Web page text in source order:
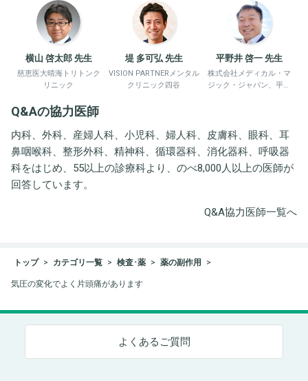
横山 啓太郎 先生
慈恵医大晴海トリトンク
リニック
堤 多可弘 先生
VISION PARTNERメンタル
クリニック四谷
平野井 啓一 先生
株式会社メディカル・マ
ジック・ジャパン、平野
Q&Aの協力医師
内科、外科、産婦人科、小児科、婦人科、皮膚科、眼科、耳
鼻咽喉科、整形外科、精神科、循環器科、消化器科、呼吸器
科をはじめ、55以上の診療科より、のべ8,000人以上の医師が
回答しています。
Q&A協力医師一覧へ
トップ カテゴリ一覧 検査･薬 薬の副作用
気圧の変化でよく片頭痛があります
よくあるご質問